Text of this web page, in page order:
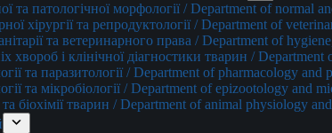
та патологічної морфології / Department of normal
хірургії та репродуктології / Department of
та ветеринарного права / Department of
хвороб і клінічної діагностики тварин /
та паразитології / Department of pharmacology and
та мікробіології / Department of epizootology and
та біохімії тварин / Department of animal physiology